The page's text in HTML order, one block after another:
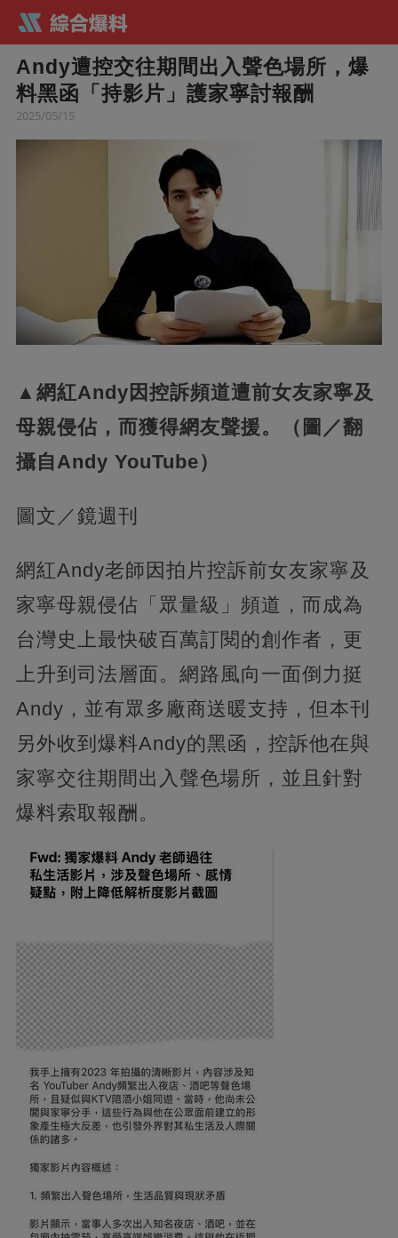
Andy遭控交往期間出入聲色場所，爆
料黑函「持影片」護家寧討報酬
2025/05/15
▲網紅Andy因控訴頻道遭前女友家寧及
母親侵佔，而獲得網友聲援。（圖／翻
攝自Andy YouTube）
圖文／鏡週刊
網紅Andy老師因拍片控訴前女友家寧及
家寧母親侵佔「眾量級」頻道，而成為
台灣史上最快破百萬訂閱的創作者，更
上升到司法層面。網路風向一面倒力挺
Andy，並有眾多廠商送暖支持，但本刊
另外收到爆料Andy的黑函，控訴他在與
家寧交往期間出入聲色場所，並且針對
爆料索取報酬。